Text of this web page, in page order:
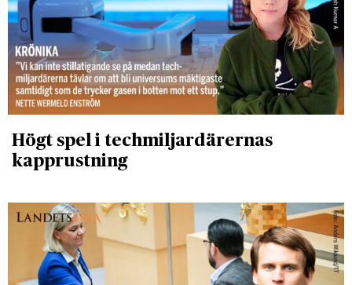
Högt spel i techmiljardärernas
kapprustning